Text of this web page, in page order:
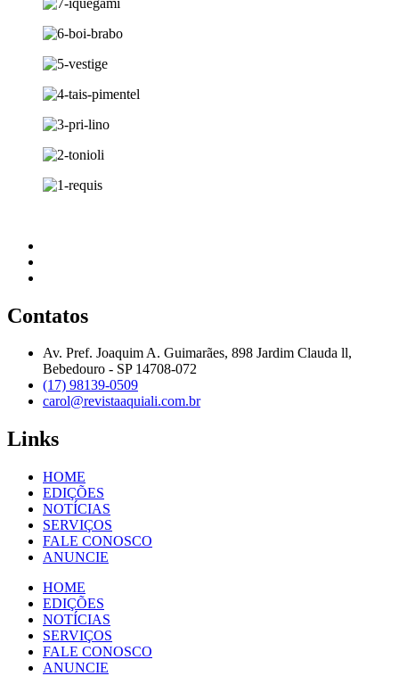
Contatos
Av. Pref. Joaquim A. Guimarães, 898 Jardim Clauda ll,
Bebedouro - SP 14708-072
(17) 98139-0509
carol@revistaaquiali.com.br
Links
HOME
EDIÇÕES
NOTÍCIAS
SERVIÇOS
FALE CONOSCO
ANUNCIE
HOME
EDIÇÕES
NOTÍCIAS
SERVIÇOS
FALE CONOSCO
ANUNCIE